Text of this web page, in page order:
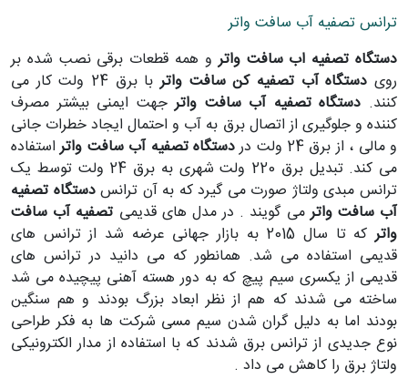
ترانس تصفیه آب سافت واتر
دستگاه تصفیه اب سافت واترو همه قطعات برقی نصب شده بر
روی دستگاه آب تصفیه کن سافت واتر
با برق 24 ولت کار می
کنند. دستگاه تصفیه آب سافت واترجهت ایمنی بیشتر مصرف
کننده و جلوگیری از اتصال برق به آب و احتمال ایجاد خطرات جانی
و مالی ، از برق 24 ولت در
دستگاه تصفیه آب سافت واتراستفاده
می کند. تبدیل برق 220 ولت شهری به برق 24 ولت توسط یک
ترانس مبدی ولتاژ صورت می گیرد که به آن ترانسدستگاه تصفیه
آب سافت واترمی گویند . در مدل های قدیمی تصفیه آب سافت
واتر
که تا سال 2015 به بازار جهانی عرضه شد از ترانس های
قدیمی استفاده می شد. همانطور که می دانید در ترانس های
قدیمی از یکسری سیم پیچ که به دور هسته آهنی پیچیده می شد
ساخته می شدند که هم از نظر ابعاد بزرگ بودند و هم سنگین
بودند اما به دلیل گران شدن سیم مسی شرکت ها به فکر طراحی
نوع جدیدی از ترانس برق شدند که با استفاده از مدار الکترونیکی
ولتاژ برق را کاهش می داد .